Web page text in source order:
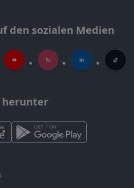
den sozialen Medien
herunter